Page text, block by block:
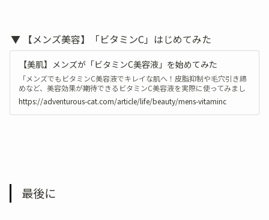
▼ 【メンズ美容】「ビタミンC」はじめてみた
【美肌】メンズが「ビタミンC美容液」を始めてみた
「メンズでもビタミンC美容液でキレイな肌へ！皮脂抑制や毛穴引き締
めなど、美容効果が期待できるビタミンC美容液を実際に使ってみまし
た。おすすめの商品と使用感、1ヶ月使用後の効果をご紹介！」
https://adventurous-cat.com/article/life/beauty/mens-vitaminc
最後に